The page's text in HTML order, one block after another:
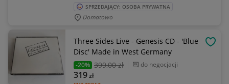
SPRZEDAJĄCY: OSOBA PRYWATNA
Domatowo
Three Sides Live - Genesis CD - 'Blue
Disc' Made in West Germany
-20% 399,00 zł do negocjacji
319zł